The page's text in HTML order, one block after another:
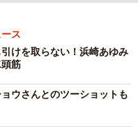
ス
けを取らない！浜崎あゆみ
筋
ウさんとのツーショットも